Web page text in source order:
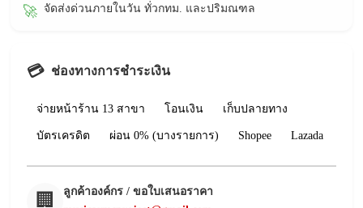
🚀 จัดส่งด่วนภายในวัน ทั่วกทม. และปริมณฑล
💳 ช่องทางการชำระเงิน
จ่ายหน้าร้าน 13 สาขา โอนเงิน เก็บปลายทาง
บัตรเครดิต ผ่อน 0% (บางรายการ) Shopee Lazada
🏢
ลูกค้าองค์กร / ขอใบเสนอราคา